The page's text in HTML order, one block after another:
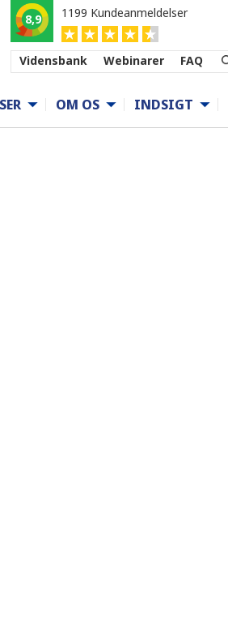
8,9 1199 Kundeanmeldelser
Vidensbank Webinarer FAQ
OM OS INDSIGT